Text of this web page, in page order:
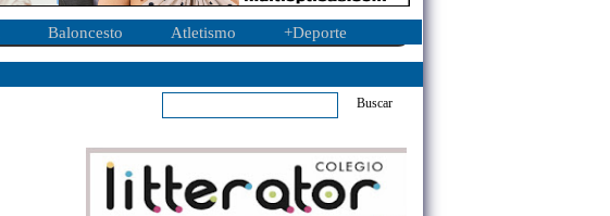
Baloncesto Atletismo +Deporte